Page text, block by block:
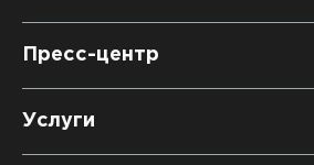
Клиенты и проекты
DATAREON Platform
Пресс-центр
Новости
Услуги